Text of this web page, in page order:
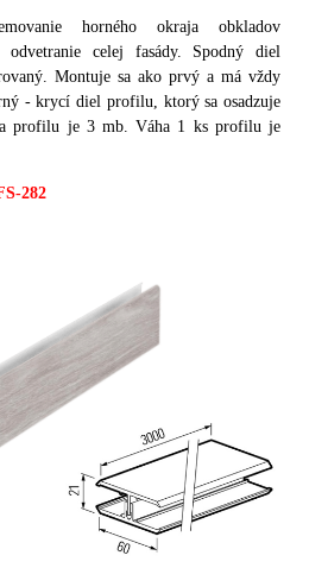
horného okraja obkladov
odvetranie celej fasády. Spodný diel
Montuje sa ako prvý a má vždy
- krycí diel profilu, ktorý sa osadzuje
profilu je 3 mb.
Váha 1 ks profilu je
282